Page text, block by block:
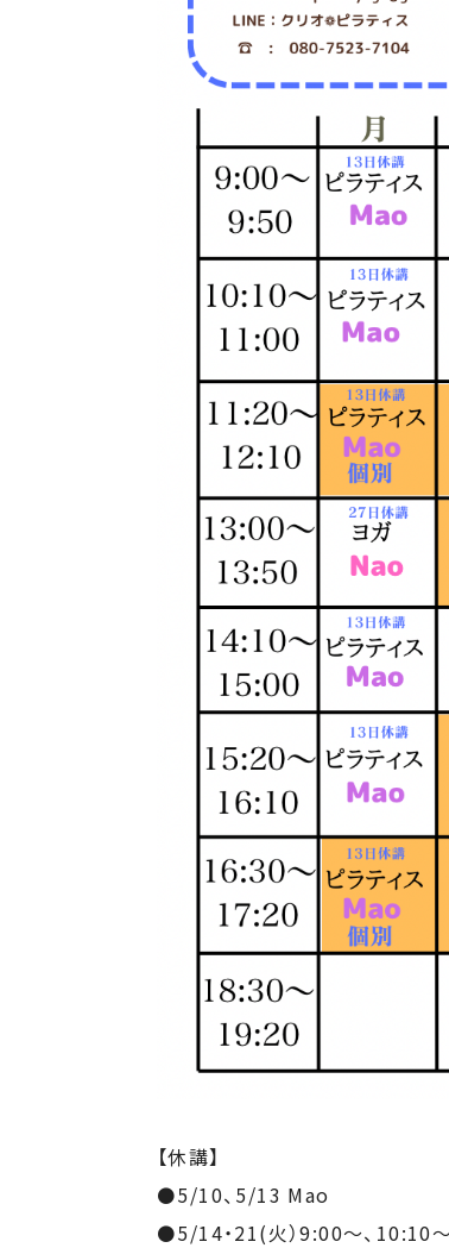
【休講】
⚫️5/10、5/13 Mao
⚫️5/14・21(火）9:00〜、